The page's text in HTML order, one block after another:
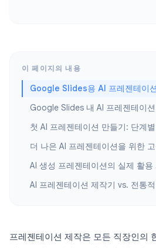
이 페이지의 내용
첫 AI 프레젠테이션 만들기: 단계
더 나은 AI 프레젠테이션을 위한
AI 생성 프레젠테이션의 실제 활용
AI 프레젠테이션 제작기 vs. 전통
프레젠테이션 제작은 모든 직장인의